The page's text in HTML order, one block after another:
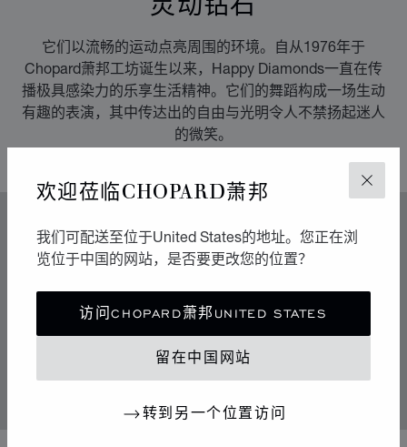
关闭
欢迎莅临CHOPARD萧邦
我们可配送至位于United States的地址。您正在浏
览位于中国的网站，是否要更改您的位置？
访问CHOPARD萧邦UNITED STATES
留在中国网站
转到另一个位置访问
它们以流畅的运动点亮周围的环境。自从1976年于
Chopard萧邦工坊诞生以来，Happy Diamonds一直在传
播极具感染力的乐享生活精神。它们的舞蹈构成一场生动
有趣的表演，其中传达出的自由与光明令人不禁扬起迷人
的微笑。
特色
传奇的灵动钻石
70年代中期，Chopard萧邦突破制表和奢华珠宝业的准
则，随着社会自由化为标志的时代变革而不断发展。
Chopard萧邦向这段铸就其地位的辉煌历史致敬。